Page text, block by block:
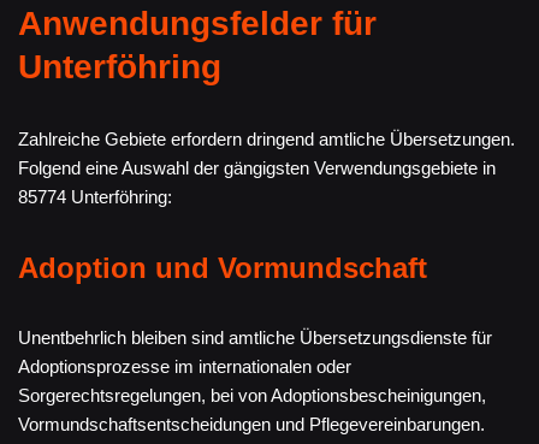
Anwendungsfelder für
Unterföhring
Zahlreiche Gebiete erfordern dringend amtliche Übersetzungen.
Folgend eine Auswahl der gängigsten Verwendungsgebiete in
85774 Unterföhring:
Adoption und Vormundschaft
Unentbehrlich bleiben sind amtliche Übersetzungsdienste für
Adoptionsprozesse im internationalen oder
Sorgerechtsregelungen, bei von Adoptionsbescheinigungen,
Vormundschaftsentscheidungen und Pflegevereinbarungen.